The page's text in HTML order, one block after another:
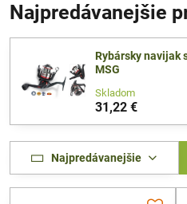
Najpredávanejšie
Rybársky navijak
MSG
Skladom
31,22 €
Najpredávanejšie